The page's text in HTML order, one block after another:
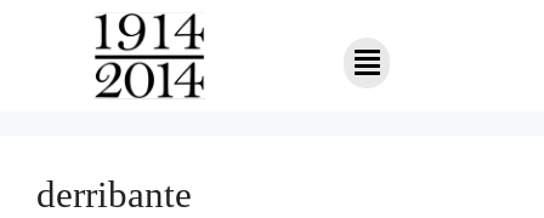
derribante